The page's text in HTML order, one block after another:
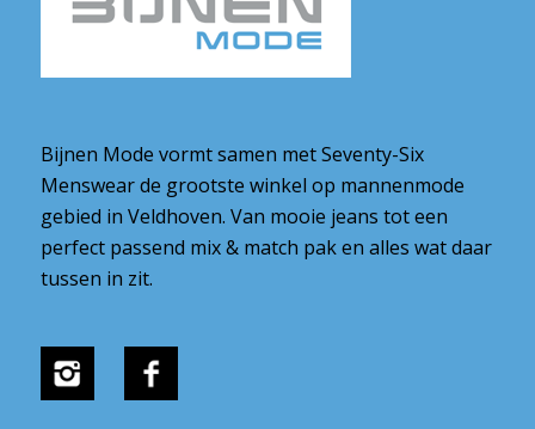
Bijnen Mode vormt samen met Seventy-Six
Menswear de grootste winkel op mannenmode
gebied in Veldhoven. Van mooie jeans tot een
perfect passend mix & match pak en alles wat daar
tussen in zit.